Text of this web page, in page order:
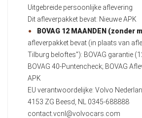
Uitgebreide persoonlijke aflevering
Dit afleverpakket bevat: Nieuwe APK
BOVAG 12 MAANDEN (zonder
afleverpakket bevat (in plaats van
Tilburg beloftes"): BOVAG garantie
BOVAG 40-Puntencheck; BOVAG
APK
EU verantwoordelijke: Volvo
4153 ZG Beesd, NL 0345-688888
contact.vcnl@volvocars.com